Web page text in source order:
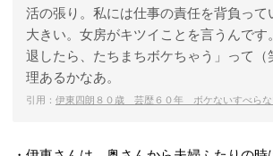
活の張り。私には仕事の責任を背負って
大きい。女房がキツイことを言うんです
退したら、たちまちボケちゃう」って（
理あるかなあ。
引用： 伊東四朗８０歳 芸歴６０年 ボケないすべらな